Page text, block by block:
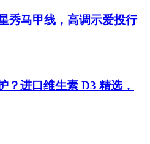
秀马甲线，高调示爱投行
？进口维生素 D3 精选，